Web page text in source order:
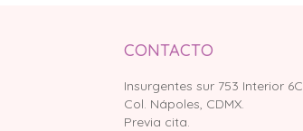
CONTACTO
Insurgentes sur 753 Interior 6C
Col. Nápoles, CDMX.
Previa cita.